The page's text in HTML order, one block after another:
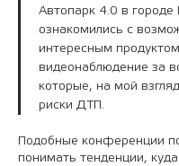
Автопарк 4.0 в городе
ознакомились с
интересным
видеонаблюдение за
которые, на мой
риски ДТП.
Подобные конференции
понимать тенденции,